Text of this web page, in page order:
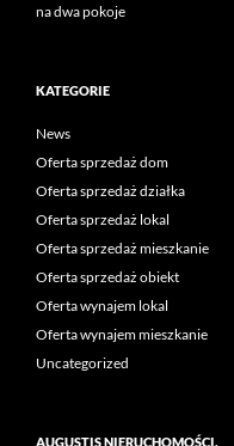
na dwa pokoje
KATEGORIE
News
Oferta sprzedaż dom
Oferta sprzedaż działka
Oferta sprzedaż lokal
Oferta sprzedaż mieszkanie
Oferta sprzedaż obiekt
Oferta wynajem lokal
Oferta wynajem mieszkanie
Uncategorized
AUGUSTIS NIERUCHOMOŚCI,